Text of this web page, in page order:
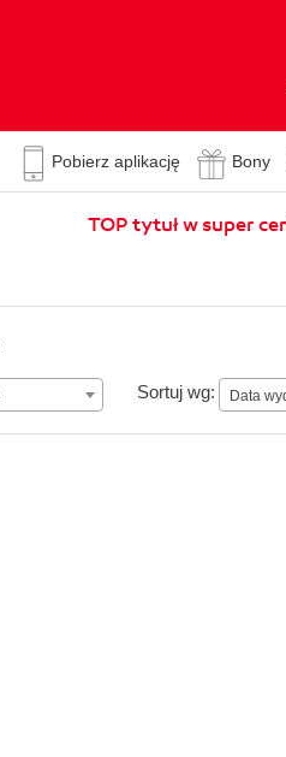
Pobierz aplikację Bony
TOP tytuł w super
Sortuj wg: Data
Data